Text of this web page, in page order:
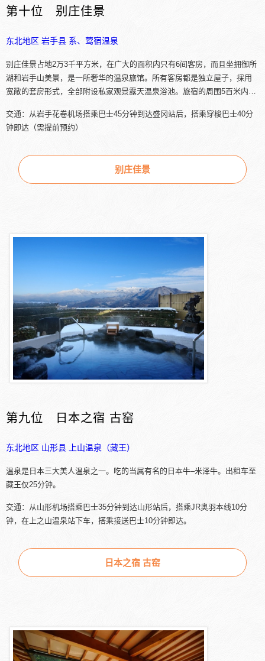
第十位 别庄佳景
东北地区 岩手县 系、莺宿温泉
别庄佳景占地2万3千平方米，在广大的面积内只有6间客房，而且坐拥御所
湖和岩手山美景，是一所奢华的温泉旅馆。所有客房都是独立屋子，採用
宽敞的套房形式，全部附设私家观景露天温泉浴池。旅宿的周围5百米内…
交通：从岩手花卷机场搭乘巴士45分钟到达盛冈站后，搭乘穿梭巴士40分
钟即达（需提前预约）
别庄佳景
第九位 日本之宿 古窑
东北地区 山形县 上山温泉（藏王）
温泉是日本三大美人温泉之一。吃的当属有名的日本牛–米泽牛。出租车至
藏王仅25分钟。
交通：从山形机场搭乘巴士35分钟到达山形站后，搭乘JR奥羽本线10分
钟，在上之山温泉站下车，搭乘接送巴士10分钟即达。
日本之宿 古窑